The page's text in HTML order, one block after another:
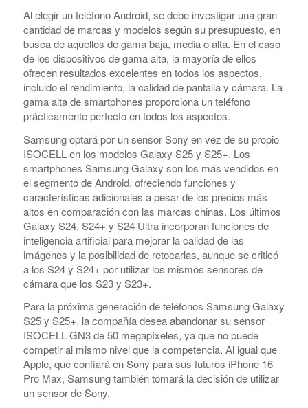
Al elegir un teléfono Android, se debe investigar una gran
cantidad de marcas y modelos según su presupuesto, en
busca de aquellos de gama baja, media o alta. En el caso
de los dispositivos de gama alta, la mayoría de ellos
ofrecen resultados excelentes en todos los aspectos,
incluido el rendimiento, la calidad de pantalla y cámara. La
gama alta de smartphones proporciona un teléfono
prácticamente perfecto en todos los aspectos.
Samsung optará por un sensor Sony en vez de su propio
ISOCELL en los modelos Galaxy S25 y S25+. Los
smartphones Samsung Galaxy son los más vendidos en
el segmento de Android, ofreciendo funciones y
características adicionales a pesar de los precios más
altos en comparación con las marcas chinas. Los últimos
Galaxy S24, S24+ y S24 Ultra incorporan funciones de
inteligencia artificial para mejorar la calidad de las
imágenes y la posibilidad de retocarlas, aunque se criticó
a los S24 y S24+ por utilizar los mismos sensores de
cámara que los S23 y S23+.
Para la próxima generación de teléfonos Samsung Galaxy
S25 y S25+, la compañía desea abandonar su sensor
ISOCELL GN3 de 50 megapíxeles, ya que no puede
competir al mismo nivel que la competencia. Al igual que
Apple, que confiará en Sony para sus futuros iPhone 16
Pro Max, Samsung también tomará la decisión de utilizar
un sensor de Sony.